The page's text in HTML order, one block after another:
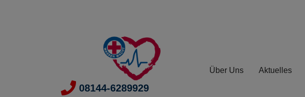
08144-6289929
Über Uns Aktuelles